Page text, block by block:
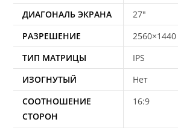
ДИАГОНАЛЬ ЭКРАНА
27"
РАЗРЕШЕНИЕ
2560×1440
ТИП МАТРИЦЫ
IPS
ИЗОГНУТЫЙ
Нет
СООТНОШЕНИЕ
СТОРОН
16:9